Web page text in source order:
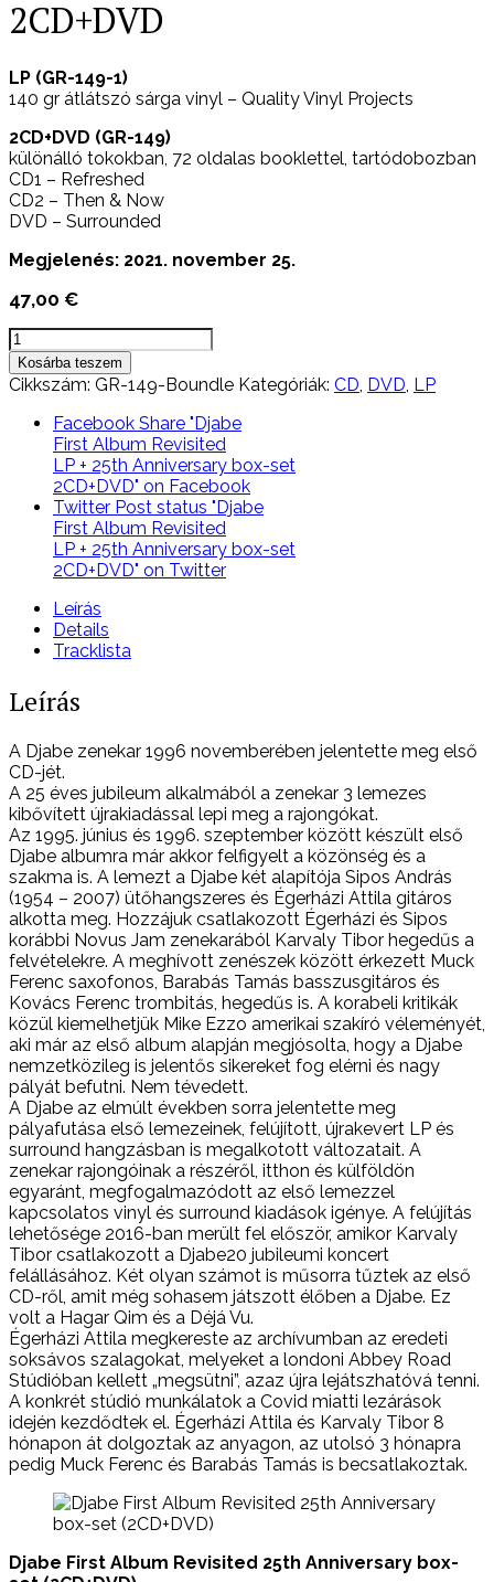
2CD+DVD
LP (GR-149-1)
140 gr átlátszó sárga vinyl – Quality Vinyl Projects
2CD+DVD (GR-149)
különálló tokokban, 72 oldalas booklettel, tartódobozban
CD1 – Refreshed
CD2 – Then & Now
DVD – Surrounded
Megjelenés: 2021. november 25.
47,00 €
Djabe
First
Album
Anniversary
box-
2CD+DVD
mennyiség
Kosárba teszem
Cikkszám: GR-149-Boundle Kategóriák: CD, DVD, LP
Facebook Share "Djabe
First Album Revisited
LP + 25th Anniversary box-set
2CD+DVD" on Facebook
Twitter Post status "Djabe
First Album Revisited
LP + 25th Anniversary box-set
2CD+DVD" on Twitter
Leírás
Details
Tracklista
Leírás
A Djabe zenekar 1996 novemberében jelentette meg első
CD-jét.
A 25 éves jubileum alkalmából a zenekar 3 lemezes
kibővített újrakiadással lepi meg a rajongókat.
Az 1995. június és 1996. szeptember között készült első
Djabe albumra már akkor felfigyelt a közönség és a
szakma is. A lemezt a Djabe két alapítója Sipos András
(1954 – 2007) ütőhangszeres és Égerházi Attila gitáros
alkotta meg. Hozzájuk csatlakozott Égerházi és Sipos
korábbi Novus Jam zenekarából Karvaly Tibor hegedűs a
felvételekre. A meghívott zenészek között érkezett Muck
Ferenc saxofonos, Barabás Tamás basszusgitáros és
Kovács Ferenc trombitás, hegedűs is. A korabeli kritikák
közül kiemelhetjük Mike Ezzo amerikai szakíró véleményét,
aki már az első album alapján megjósolta, hogy a Djabe
nemzetközileg is jelentős sikereket fog elérni és nagy
pályát befutni. Nem tévedett.
A Djabe az elmúlt években sorra jelentette meg
pályafutása első lemezeinek, felújított, újrakevert LP és
surround hangzásban is megalkotott változatait. A
zenekar rajongóinak a részéről, itthon és külföldön
egyaránt, megfogalmazódott az első lemezzel
kapcsolatos vinyl és surround kiadások igénye. A felújítás
lehetősége 2016-ban merült fel először, amikor Karvaly
Tibor csatlakozott a Djabe20 jubileumi koncert
felállásához. Két olyan számot is műsorra tűztek az első
CD-ről, amit még sohasem játszott élőben a Djabe. Ez
volt a Hagar Qim és a Déjá Vu.
Égerházi Attila megkereste az archívumban az eredeti
soksávos szalagokat, melyeket a londoni Abbey Road
Stúdióban kellett „megsütni”, azaz újra lejátszhatóvá tenni.
A konkrét stúdió munkálatok a Covid miatti lezárások
idején kezdődtek el. Égerházi Attila és Karvaly Tibor 8
hónapon át dolgoztak az anyagon, az utolsó 3 hónapra
pedig Muck Ferenc és Barabás Tamás is becsatlakoztak.
Djabe First Album Revisited 25th Anniversary box-